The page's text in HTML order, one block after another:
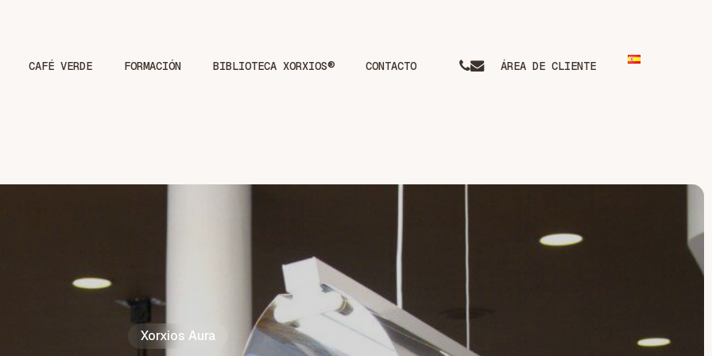
CAFÉ VERDE FORMACIÓN BIBLIOTECA XORXIOS® CONTACTO phone
email ÁREA DE CLIENTE
Xorxios Aura